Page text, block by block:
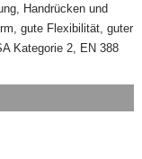
Handrücken und
gute Flexibilität, guter
Kategorie 2, EN 388